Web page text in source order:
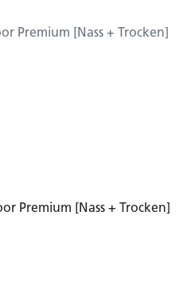
Premium [Nass + Trocken]